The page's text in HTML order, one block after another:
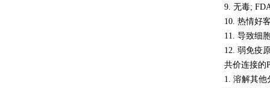
9. 无毒;
10. 热情好
11. 导致细
12. 弱免疫原
共价连接的
1. 溶解其他